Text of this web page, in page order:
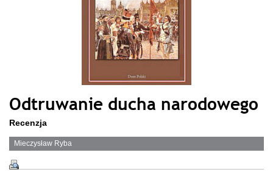
Odtruwanie ducha narodowego
Recenzja
Mieczysław Ryba